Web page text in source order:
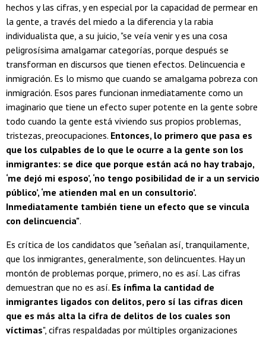
hechos y las cifras, y en especial por la capacidad de permear en
la gente, a través del miedo a la diferencia y la rabia
individualista que, a su juicio, "se veía venir y es una cosa
peligrosísima amalgamar categorías, porque después se
transforman en discursos que tienen efectos. Delincuencia e
inmigración. Es lo mismo que cuando se amalgama pobreza con
inmigración. Esos pares funcionan inmediatamente como un
imaginario que tiene un efecto super potente en la gente sobre
todo cuando la gente está viviendo sus propios problemas,
tristezas, preocupaciones. Entonces, lo primero que pasa es
que los culpables de lo que le ocurre a la gente son los
inmigrantes: se dice que porque están acá no hay trabajo,
‘me dejó mi esposo’, ‘no tengo posibilidad de ir a un servicio
público’, ‘me atienden mal en un consultorio’.
Inmediatamente también tiene un efecto que se vincula
con delincuencia".
Es crítica de los candidatos que "señalan así, tranquilamente,
que los inmigrantes, generalmente, son delincuentes. Hay un
montón de problemas porque, primero, no es así. Las cifras
demuestran que no es así. Es ínfima la cantidad de
inmigrantes ligados con delitos, pero sí las cifras dicen
que es más alta la cifra de delitos de los cuales son
víctimas", cifras respaldadas por múltiples organizaciones